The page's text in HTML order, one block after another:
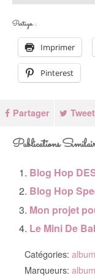
Partager :
Imprimer
Pinterest
Partager
Publications
Blog Hop
Blog Hop
Mon projet
Le Mini De
Catégories: album
Marqueurs: album